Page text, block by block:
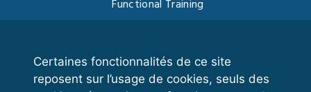
Certaines fonctionnalités de ce site
reposent sur l’usage de cookies, seuls des
Functional Training